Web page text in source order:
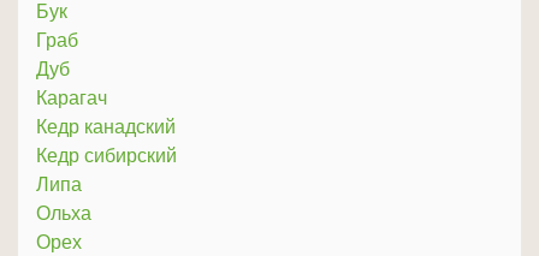
Бук
Граб
Дуб
Карагач
Кедр канадский
Кедр сибирский
Липа
Ольха
Орех